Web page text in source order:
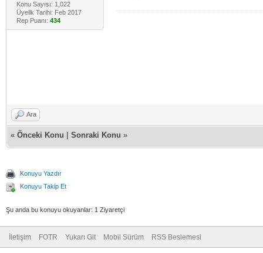
Konu Sayısı: 1,022
Üyelik Tarihi: Feb 2017
Rep Puanı: 434
Ara
« Önceki Konu Sonraki Konu »
Konuyu Yazdır
Konuyu Takip Et
Şu anda bu konuyu okuyanlar: 1 Ziyaretçi
İletişim FOTR Yukarı Git Mobil Sürüm RSS Beslemesi